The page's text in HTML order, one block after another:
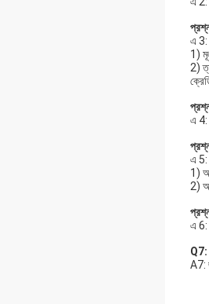
এ 3:
1)
2)
এ 4:
এ 5:
1)
2)
এ 6:
Q7:
A7: